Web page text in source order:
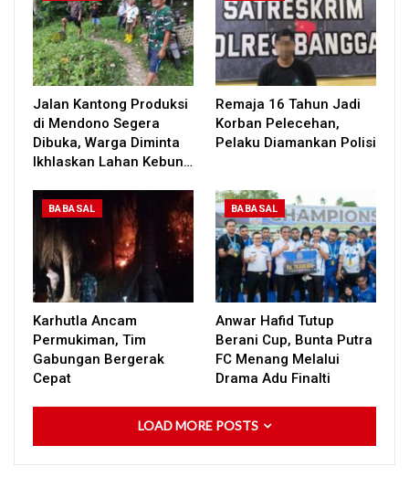
Jalan Kantong Produksi
di Mendono Segera
Dibuka, Warga Diminta
Ikhlaskan Lahan Kebun…
Remaja 16 Tahun Jadi
Korban Pelecehan,
Pelaku Diamankan Polisi
BABASAL
Karhutla Ancam
Permukiman, Tim
Gabungan Bergerak
Cepat
BABASAL
Anwar Hafid Tutup
Berani Cup, Bunta Putra
FC Menang Melalui
Drama Adu Finalti
LOAD MORE POSTS